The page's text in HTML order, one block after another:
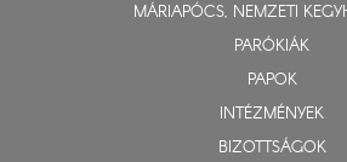
MÁRIAPÓCS, NEMZETI
PARÓKIÁK
PAPOK
INTÉZMÉNYEK
BIZOTTSÁGOK